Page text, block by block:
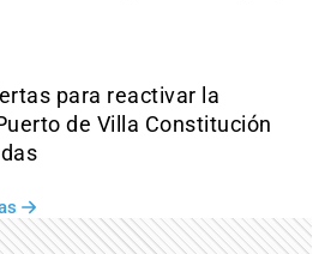
para reactivar la
de Villa Constitución